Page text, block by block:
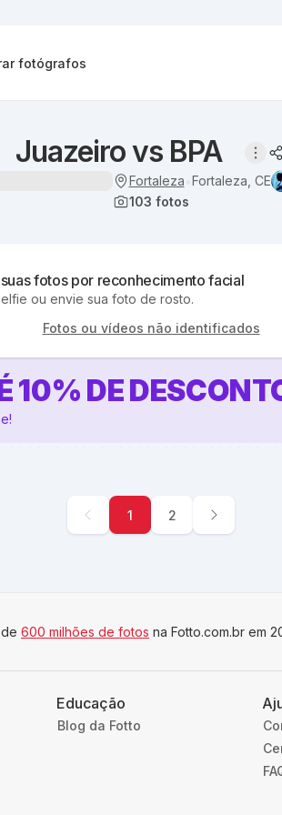
fotógrafos
Juazeiro vs BPA
Fortaleza Fortaleza, CE
103 fotos
fotos por reconhecimento facial
ou envie sua foto de rosto.
Fotos ou vídeos não identificados
10% DE
1 2
600 milhões de fotos na Fotto.com.br em
Educação
Blog da Fotto